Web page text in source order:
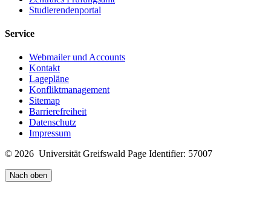
Studierendenportal
Service
Webmailer und Accounts
Kontakt
Lagepläne
Konfliktmanagement
Sitemap
Barrierefreiheit
Datenschutz
Impressum
© 2026 Universität Greifswald Page Identifier: 57007
Nach oben